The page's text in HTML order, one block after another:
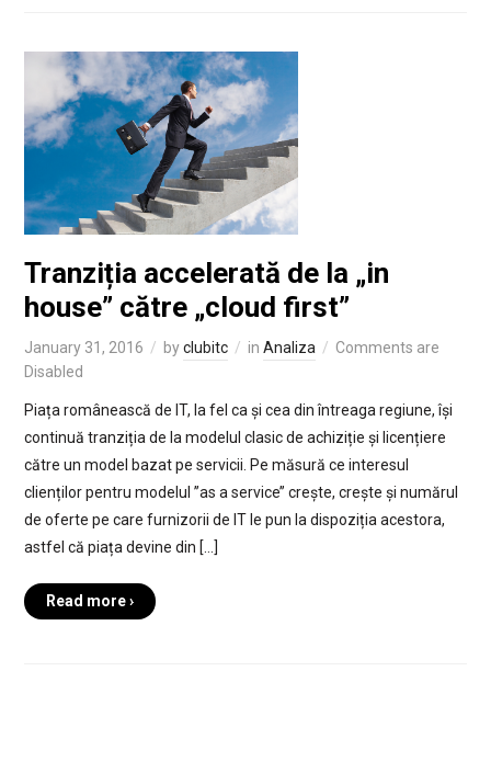
Tranziția accelerată de la „in
house” către „cloud first”
January 31, 2016 byclubitc in Analiza
Comments are
Disabled
Piața românească de IT, la fel ca și cea din întreaga regiune, își
continuă tranziția de la modelul clasic de achiziție și licențiere
către un model bazat pe servicii. Pe măsură ce interesul
clienților pentru modelul ’’as a service’’ crește, crește și numărul
de oferte pe care furnizorii de IT le pun la dispoziția acestora,
astfel că piața devine din […]
Read more ›